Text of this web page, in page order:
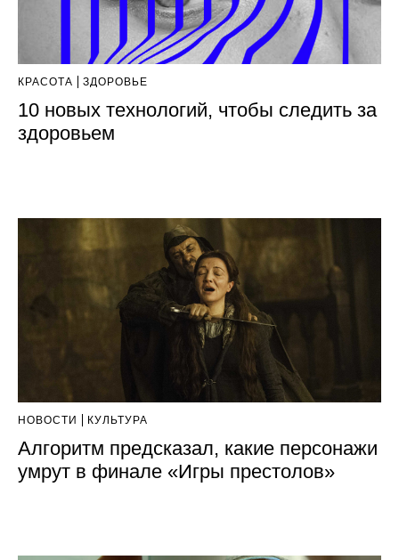
КРАСОТА ЗДОРОВЬЕ
10 новых технологий, чтобы следить за
здоровьем
НОВОСТИ КУЛЬТУРА
Алгоритм предсказал, какие персонажи
умрут в финале «Игры престолов»